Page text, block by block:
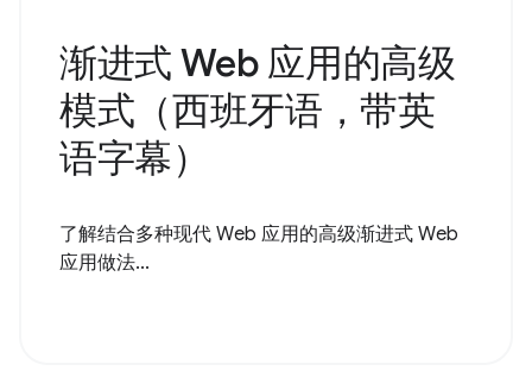
渐进式 Web 应用的高级
模式（西班牙语，带英
语字幕）
了解结合多种现代 Web 应用的高级渐进式 Web
应用做法...